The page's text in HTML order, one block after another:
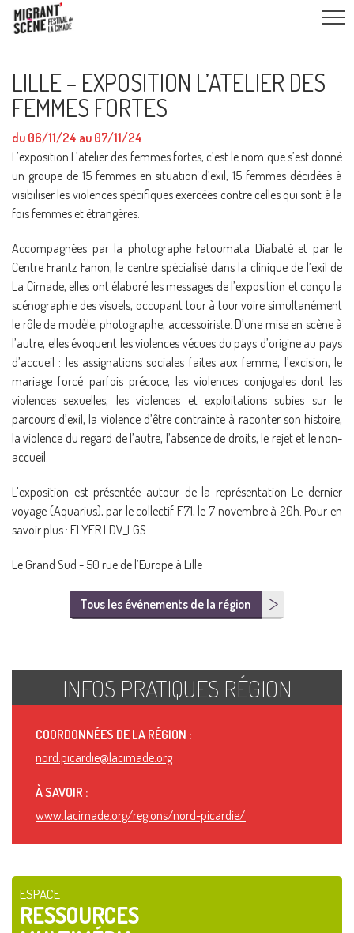
LILLE – EXPOSITION L’ATELIER DES
FEMMES FORTES
du 06/11/24 au 07/11/24
L’exposition L’atelier des femmes fortes, c’est le nom que s’est donné
un groupe de 15 femmes en situation d’exil, 15 femmes décidées à
visibiliser les violences spécifiques exercées contre celles qui sont à la
fois femmes et étrangères.
Accompagnées par la photographe Fatoumata Diabaté et par le
Centre Frantz Fanon, le centre spécialisé dans la clinique de l’exil de
La Cimade, elles ont élaboré les messages de l’exposition et conçu la
scénographie des visuels, occupant tour à tour voire simultanément
le rôle de modèle, photographe, accessoiriste. D’une mise en scène à
l’autre, elles évoquent les violences vécues du pays d’origine au pays
d’accueil : les assignations sociales faites aux femme, l’excision, le
mariage forcé parfois précoce, les violences conjugales dont les
violences sexuelles, les violences et exploitations subies sur le
parcours d’exil, la violence d’être contrainte à raconter son histoire,
la violence du regard de l’autre, l’absence de droits, le rejet et le non-
accueil.
L’exposition est présentée autour de la représentation Le dernier
voyage (Aquarius), par le collectif F71, le 7 novembre à 20h. Pour en
savoir plus : FLYER LDV_LGS
Le Grand Sud - 50 rue de l’Europe à Lille
Tous les événements de la région
INFOS PRATIQUES RÉGION
COORDONNÉES DE LA RÉGION :
nord.picardie@lacimade.org
À SAVOIR :
www.lacimade.org/regions/nord-picardie/
ESPACE
RESSOURCES